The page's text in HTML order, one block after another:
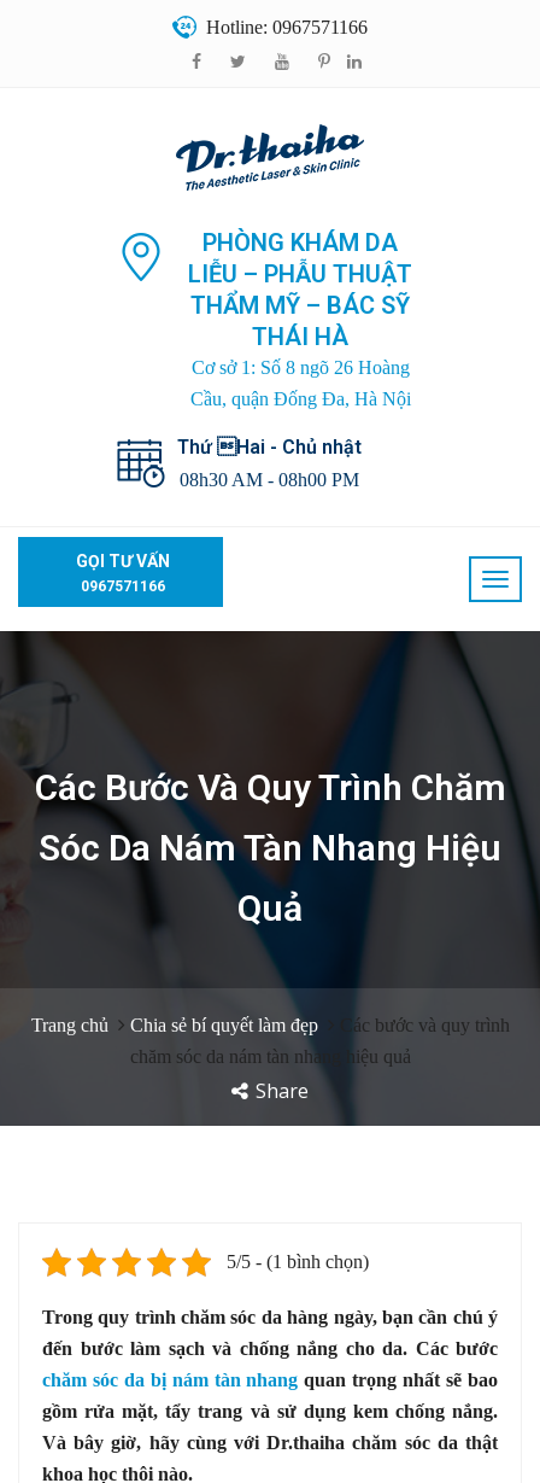
Hotline: 0967571166
PHÒNG KHÁM DA
LIỄU – PHẪU THUẬT
THẨM MỸ – BÁC SỸ
THÁI HÀ
Cơ sở 1: Số 8 ngõ 26 Hoàng
Cầu, quận Đống Đa, Hà Nội
Thứ Hai - Chủ nhật
08h30 AM - 08h00 PM
GỌI TƯ VẤN
0967571166
Các Bước Và Quy Trình Chăm
Sóc Da Nám Tàn Nhang Hiệu
Quả
Trang chủ Chia sẻ bí quyết làm đẹp
Các bước và quy trình
chăm sóc da nám tàn nhang hiệu quả
Share
5/5 - (1 bình chọn)
Trong quy trình chăm sóc da hàng ngày, bạn cần chú ý
đến bước làm sạch và chống nắng cho da. Các bước
chăm sóc da bị nám tàn nhang quan trọng nhất sẽ bao
gồm rửa mặt, tẩy trang và sử dụng kem chống nắng.
Và bây giờ, hãy cùng với Dr.thaiha chăm sóc da thật
khoa học thôi nào.